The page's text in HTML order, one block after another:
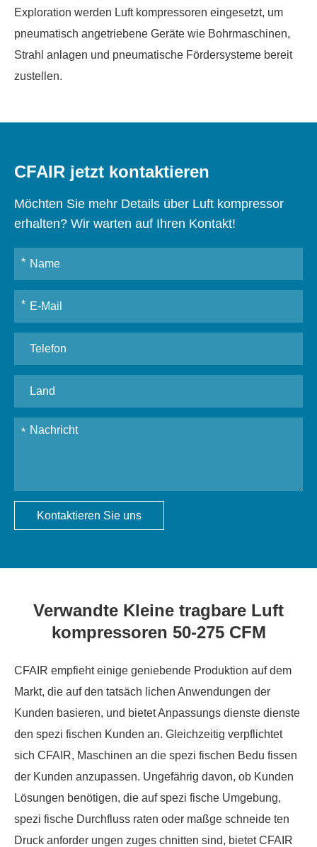
Exploration werden Luft kompressoren eingesetzt, um
pneumatisch angetriebene Geräte wie Bohrmaschinen,
Strahl anlagen und pneumatische Fördersysteme bereit
zustellen.
CFAIR jetzt kontaktieren
Möchten Sie mehr Details über Luft kompressor
erhalten? Wir warten auf Ihren Kontakt!
Kontaktieren Sie uns
Verwandte Kleine tragbare Luft
kompressoren 50-275 CFM
CFAIR empfieht einige geniebende Produktion auf dem
Markt, die auf den tatsäch lichen Anwendungen der
Kunden basieren, und bietet Anpassungs dienste dienste
den spezi fischen Kunden an. Gleichzeitig verpflichtet
sich CFAIR, Maschinen an die spezi fischen Bedu fissen
der Kunden anzupassen. Ungefährig davon, ob Kunden
Lösungen benötigen, die auf spezi fische Umgebung,
spezi fische Durchfluss raten oder maßge schneide ten
Druck anforder ungen zuges chnitten sind, bietet CFAIR